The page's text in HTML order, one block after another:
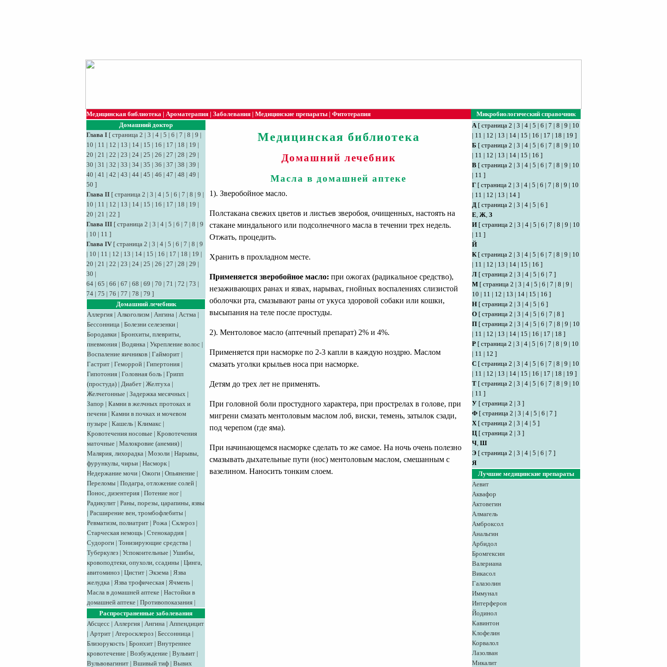
Медицинская библиотека | Ароматерапия | Заболевания | Медицинские препараты | Фитотерапия
Микробиологический справочник
Домашний доктор
Глава I [ страница 2 | 3 | 4 | 5 | 6 | 7 | 8 | 9 |
10 | 11 | 12 | 13 | 14 | 15 | 16 | 17 | 18 | 19 |
20 | 21 | 22 | 23 | 24 | 25 | 26 | 27 | 28 | 29 |
30 | 31 | 32 | 33 | 34 | 35 | 36 | 37 | 38 | 39 |
40 | 41 | 42 | 43 | 44 | 45 | 46 | 47 | 48 | 49 |
50 ]
Глава II [ страница 2 | 3 | 4 | 5 | 6 | 7 | 8 | 9 |
10 | 11 | 12 | 13 | 14 | 15 | 16 | 17 | 18 | 19 |
20 | 21 | 22 ]
Глава III [ страница 2 | 3 | 4 | 5 | 6 | 7 | 8 | 9
| 10 | 11 ]
Глава IV [ страница 2 | 3 | 4 | 5 | 6 | 7 | 8 | 9
| 10 | 11 | 12 | 13 | 14 | 15 | 16 | 17 | 18 | 19 |
20 | 21 | 22 | 23 | 24 | 25 | 26 | 27 | 28 | 29 |
30 |
64 | 65 | 66 | 67 | 68 | 69 | 70 | 71 | 72 | 73 |
74 | 75 | 76 | 77 | 78 | 79 ]
Домашний лечебник
Аллергия | Алкоголизм | Ангина | Астма |
Бессонница | Болезни селезенки |
Бородавки | Бронхиты, плевриты,
пневмония | Водянка | Укрепление волос |
Воспаление яичников | Гайморит |
Гастрит | Геморрой | Гипертония |
Гипотония | Головная боль | Грипп
(простуда) | Диабет | Желтуха |
Желчегонные | Задержка месячных |
Запор | Камни в желчных протоках и
печени | Камни в почках и мочевом
пузыре | Кашель | Климакс |
Кровотечения носовые | Кровотечения
маточные | Малокровие (анемия) |
Малярия, лихорадка | Мозоли | Нарывы,
фурункулы, чирьи | Насморк |
Недержание мочи | Ожоги | Опьянение |
Переломы | Подагра, отложение солей |
Понос, дизентерия | Потение ног |
Радикулит | Раны, порезы, царапины, язвы
| Расширение вен, тромбофлебиты |
Ревматизм, полиатрит | Рожа | Склероз |
Старческая немощь | Стенокардия |
Судороги | Тонизирующие средства |
Туберкулез | Успокоительные | Ушибы,
кровоподтеки, опухоли, ссадины | Цинга,
авитоминоз | Цистит | Экзема | Язва
желудка | Язва трофическая | Ячмень |
Масла в домашней аптеке | Настойки в
домашней аптеке | Противопоказания |
Распространенные заболевания
Абсцесс | Аллергия | Ангина | Аппендицит
| Артрит | Атеросклероз | Бессонница |
Близорукость | Бронхит | Внутреннее
кровотечение | Возбуждение | Вульвит |
Вульвовагинит | Вшивый тиф | Вывих
Медицинская библиотека
Домашний лечебник
Масла в домашней аптеке
1). Зверобойное масло.
Полстакана свежих цветов и листьев зверобоя, очищенных, настоять на
стакане миндального или подсолнечного масла в течении трех недель.
Отжать, процедить.
Хранить в прохладном месте.
Применяется зверобойное масло: при ожогах (радикальное средство),
незаживающих ранах и язвах, нарывах, гнойных воспалениях слизистой
оболочки рта, смазывают раны от укуса здоровой собаки или кошки,
высыпания на теле после простуды.
2). Ментоловое масло (аптечный препарат) 2% и 4%.
Применяется при насморке по 2-3 капли в каждую ноздрю. Маслом
смазать уголки крыльев носа при насморке.
Детям до трех лет не применять.
При головной боли простудного характера, при прострелах в голове, при
мигрени смазать ментоловым маслом лоб, виски, темень, затылок сзади,
под черепом (где яма).
При начинающемся насморке сделать то же самое. На ночь очень полезно
смазывать дыхательные пути (нос) ментоловым маслом, смешанным с
вазелином. Наносить тонким слоем.
А[ страница 2 | 3 | 4 | 5 | 6 | 7 | 8 | 9 | 10
| 11 | 12 | 13 | 14 | 15 | 16 | 17 | 18 | 19 ]
Б [ страница 2 | 3 | 4 | 5 | 6 | 7 | 8 | 9 | 10
| 11 | 12 | 13 | 14 | 15 | 16 ]
В [ страница 2 | 3 | 4 | 5 | 6 | 7 | 8 | 9 | 10
| 11 ]
Г [ страница 2 | 3 | 4 | 5 | 6 | 7 | 8 | 9 | 10
| 11 | 12 | 13 | 14 ]
Д [ страница 2 | 3 | 4 | 5 | 6 ]
Е, Ж, З
И [ страница 2 | 3 | 4 | 5 | 6 | 7 | 8 | 9 | 10
| 11 ]
Й
К[ страница 2 | 3 | 4 | 5 | 6 | 7 | 8 | 9 | 10
| 11 | 12 | 13 | 14 | 15 | 16 ]
Л [ страница 2 | 3 | 4 | 5 | 6 | 7 ]
М [ страница 2 | 3 | 4 | 5 | 6 | 7 | 8 | 9 |
10 | 11 | 12 | 13 | 14 | 15 | 16 ]
Н [ страница 2 | 3 | 4 | 5 | 6 ]
О [ страница 2 | 3 | 4 | 5 | 6 | 7 | 8 ]
П [ страница 2 | 3 | 4 | 5 | 6 | 7 | 8 | 9 | 10
| 11 | 12 | 13 | 14 | 15 | 16 | 17 | 18 ]
Р [ страница 2 | 3 | 4 | 5 | 6 | 7 | 8 | 9 | 10
| 11 | 12 ]
С [ страница 2 | 3 | 4 | 5 | 6 | 7 | 8 | 9 | 10
| 11 | 12 | 13 | 14 | 15 | 16 | 17 | 18 | 19 ]
Т [ страница 2 | 3 | 4 | 5 | 6 | 7 | 8 | 9 | 10
| 11 ]
У [ страница 2 | 3 ]
Ф [ страница 2 | 3 | 4 | 5 | 6 | 7 ]
Х[ страница 2 | 3 | 4 | 5 ]
Ц [ страница 2 | 3 ]
Ч, Ш
Э [ страница 2 | 3 | 4 | 5 | 6 | 7 ]
Я
Лучшие медицинские препараты
Аевит
Аквафор
Актовегин
Алмагель
Амброксол
Анальгин
Арбидол
Бромгексин
Валериана
Викасол
Галазолин
Иммунал
Интерферон
Йодинол
Кавинтон
Клофелин
Корвалол
Лазолван
Микалит